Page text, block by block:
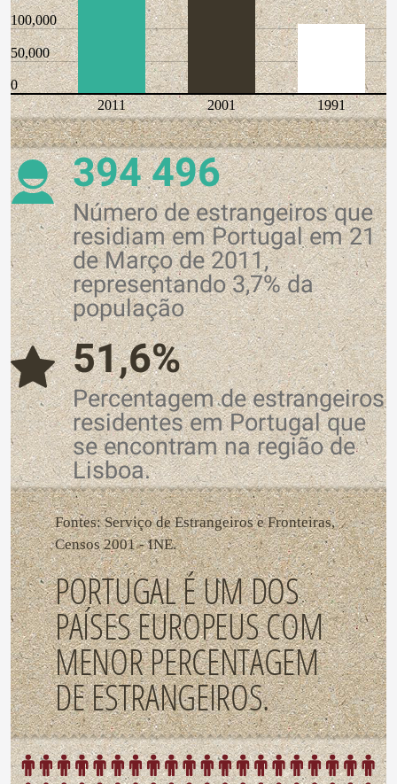
100,000
50,000
0
2011
2001 1991
394 496
Número de estrangeiros que
residiam em Portugal em 21
de Março de 2011,
representando 3,7% da
população
51,6%
Percentagem de estrangeiros
residentes em Portugal que
se encontram na região de
Lisboa.
Fontes: Serviço de Estrangeiros e Fronteiras,
Censos 2001 - INE.
PORTUGAL É UM DOS
PAÍSES EUROPEUS COM
MENOR PERCENTAGEM
DE ESTRANGEIROS.